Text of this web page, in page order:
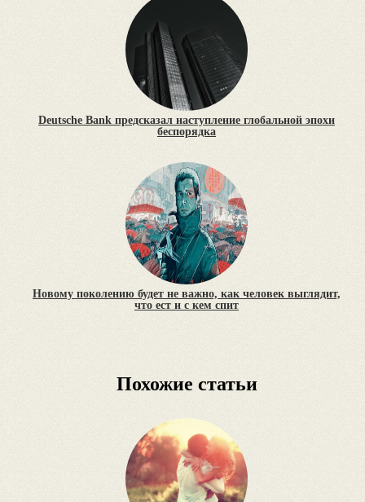
Deutsche Bank предсказал наступление глобальной эпохи
беспорядка
Новому поколению будет не важно, как человек выглядит,
что ест и с кем спит
Похожие статьи